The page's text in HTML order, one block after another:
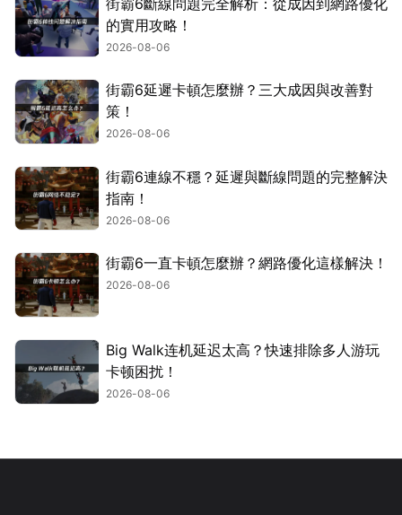
的實用攻略！
2026-08-06
街霸6延遲卡頓怎麼辦？三大成因與改善對
策！
2026-08-06
街霸6連線不穩？延遲與斷線問題的完整解決
指南！
2026-08-06
街霸6一直卡頓怎麼辦？網路優化這樣解決！
2026-08-06
Big Walk连机延迟太高？快速排除多人游玩
卡顿困扰！
2026-08-06